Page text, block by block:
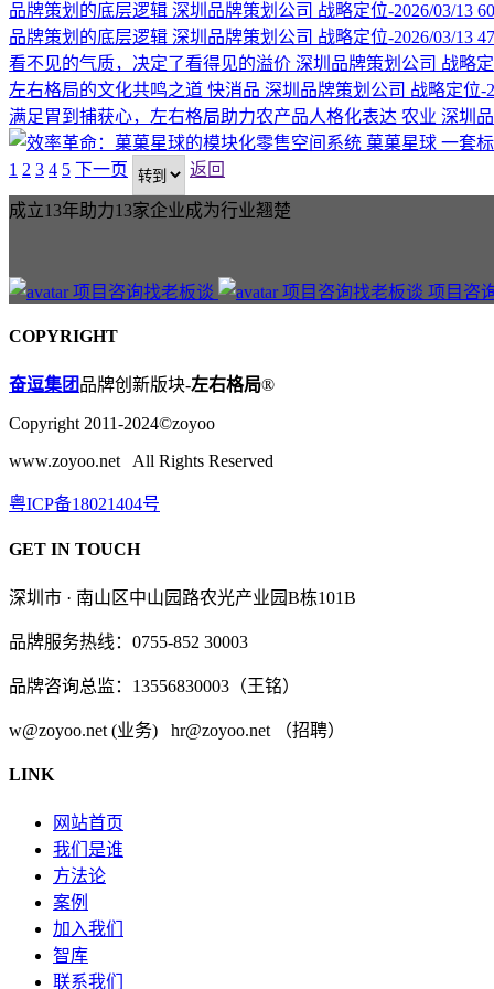
品牌策划的底层逻辑 深圳品牌策划公司 战略定位-2026/03/13
品牌策划的底层逻辑 深圳品牌策划公司 战略定位-2026/03/13
看不见的气质，决定了看得见的溢价 深圳品牌策划公司 战略
左右格局的文化共鸣之道 快消品 深圳品牌策划公司 战略定位-
满足胃到捕获心，左右格局助力农产品人格化表达 农业 深圳
菓菓星球 一套
1 2 3 4 5 下一页 返回
成立13年助力13家企业成为行业翘楚
项目咨
COPYRIGHT
奋逗集团品牌创新版块-左右格局®
Copyright 2011-2024©zoyoo
www.zoyoo.net All Rights Reserved
粤ICP备18021404号
GET IN TOUCH
深圳市 · 南山区中山园路农光产业园B栋101B
品牌服务热线：0755-852 30003
品牌咨询总监：13556830003（王铭）
w@zoyoo.net (业务) hr@zoyoo.net （招聘）
LINK
网站首页
我们是谁
方法论
案例
加入我们
智库
联系我们